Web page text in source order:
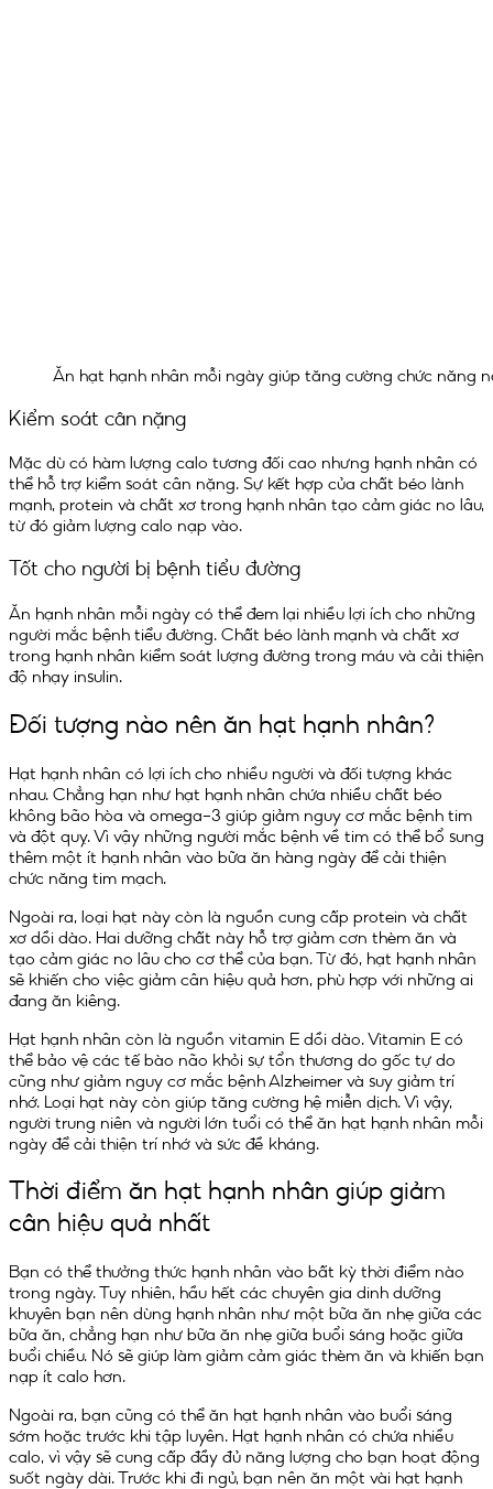
Ăn hạt hạnh nhân mỗi ngày giúp tăng cường chức năng
Kiểm soát cân nặng
Mặc dù có hàm lượng calo tương đối cao nhưng hạnh nhân có
thể hỗ trợ kiểm soát cân nặng. Sự kết hợp của chất béo lành
mạnh, protein và chất xơ trong hạnh nhân tạo cảm giác no lâu,
từ đó giảm lượng calo nạp vào.
Tốt cho người bị bệnh tiểu đường
Ăn hạnh nhân mỗi ngày có thể đem lại nhiều lợi ích cho những
người mắc bệnh tiểu đường. Chất béo lành mạnh và chất xơ
trong hạnh nhân kiểm soát lượng đường trong máu và cải thiện
độ nhạy insulin.
Đối tượng nào nên ăn hạt hạnh nhân?
Hạt hạnh nhân có lợi ích cho nhiều người và đối tượng khác
nhau. Chẳng hạn như hạt hạnh nhân chứa nhiều chất béo
không bão hòa và omega-3 giúp giảm nguy cơ mắc bệnh tim
và đột quỵ. Vì vậy những người mắc bệnh về tim có thể bổ sung
thêm một ít hạnh nhân vào bữa ăn hàng ngày để cải thiện
chức năng tim mạch.
Ngoài ra, loại hạt này còn là nguồn cung cấp protein và chất
xơ dồi dào. Hai dưỡng chất này hỗ trợ giảm cơn thèm ăn và
tạo cảm giác no lâu cho cơ thể của bạn. Từ đó, hạt hạnh nhân
sẽ khiến cho việc giảm cân hiệu quả hơn, phù hợp với những ai
đang ăn kiêng.
Hạt hạnh nhân còn là nguồn vitamin E dồi dào. Vitamin E có
thể bảo vệ các tế bào não khỏi sự tổn thương do gốc tự do
cũng như giảm nguy cơ mắc bệnh Alzheimer và suy giảm trí
nhớ. Loại hạt này còn giúp tăng cường hệ miễn dịch. Vì vậy,
người trung niên và người lớn tuổi có thể ăn hạt hạnh nhân mỗi
ngày để cải thiện trí nhớ và sức đề kháng.
Thời điểm ăn hạt hạnh nhân giúp giảm
cân hiệu quả nhất
Bạn có thể thưởng thức hạnh nhân vào bất kỳ thời điểm nào
trong ngày. Tuy nhiên, hầu hết các chuyên gia dinh dưỡng
khuyên bạn nên dùng hạnh nhân như một bữa ăn nhẹ giữa các
bữa ăn, chẳng hạn như bữa ăn nhẹ giữa buổi sáng hoặc giữa
buổi chiều. Nó sẽ giúp làm giảm cảm giác thèm ăn và khiến bạn
nạp ít calo hơn.
Ngoài ra, bạn cũng có thể ăn hạt hạnh nhân vào buổi sáng
sớm hoặc trước khi tập luyên. Hạt hạnh nhân có chứa nhiều
calo, vì vậy sẽ cung cấp đầy đủ năng lượng cho bạn hoạt động
suốt ngày dài. Trước khi đi ngủ, bạn nên ăn một vài hạt hạnh